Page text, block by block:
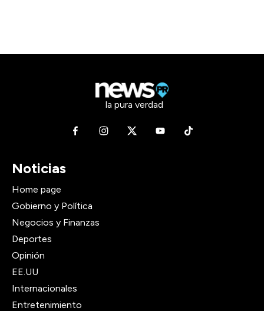
la pura verdad
Noticias
Home page
Gobierno y Política
Negocios y Finanzas
Deportes
Opinión
EE.UU
Internacionales
Entretenimiento